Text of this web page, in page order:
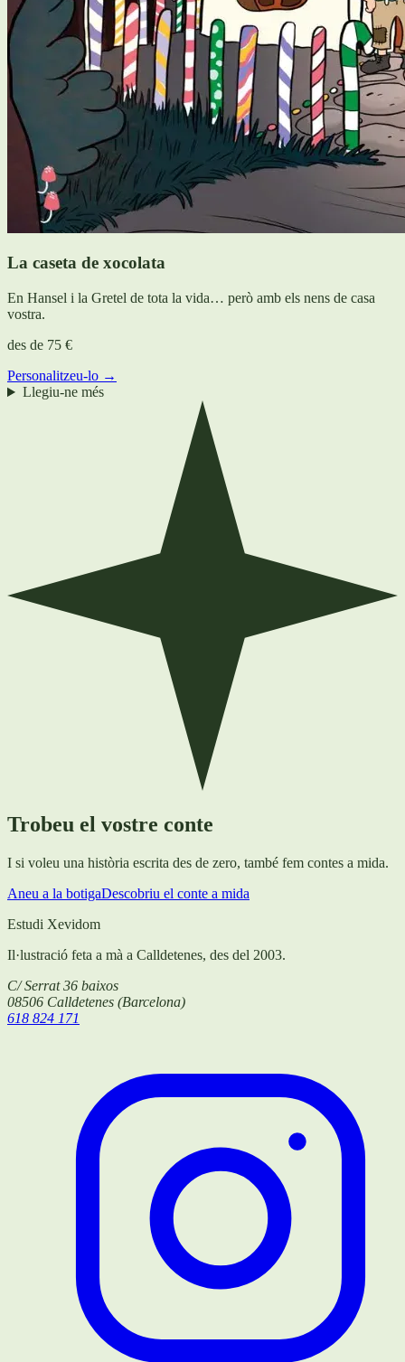
La caseta de xocolata
En Hansel i la Gretel de tota la vida… però amb els nens de casa
vostra.
des de 75 €
Personalitzeu-lo →
Llegiu-ne més
Trobeu el vostre conte
I si voleu una història escrita des de zero, també fem contes a mida.
Aneu a la botigaDescobriu el conte a mida
Estudi Xevidom
Il·lustració feta a mà a Calldetenes, des del 2003.
C/ Serrat 36 baixos
08506 Calldetenes (Barcelona)
618 824 171